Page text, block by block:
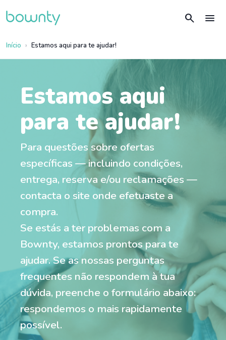
search menu
Início Estamos aqui para te ajudar!
Estamos aqui
para te ajudar!
Para questões sobre ofertas
específicas — incluindo condições,
entrega, reserva e/ou reclamações —
contacta o site onde efetuaste a
compra.
Se estás a ter problemas com a
Bownty, estamos prontos para te
ajudar. Se as nossas perguntas
frequentes não respondem à tua
dúvida, preenche o formulário abaixo:
respondemos o mais rapidamente
possível.